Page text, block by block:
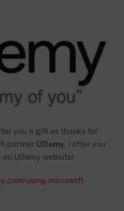
you a gift as thanks for
partner UDemy, i offer you
UDemy website!
using-microsoft-